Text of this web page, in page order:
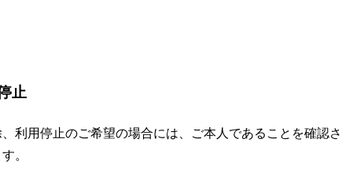
止
利用停止のご希望の場合には、ご本人であることを確認さ
。